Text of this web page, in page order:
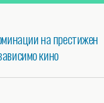
на престижен
кино